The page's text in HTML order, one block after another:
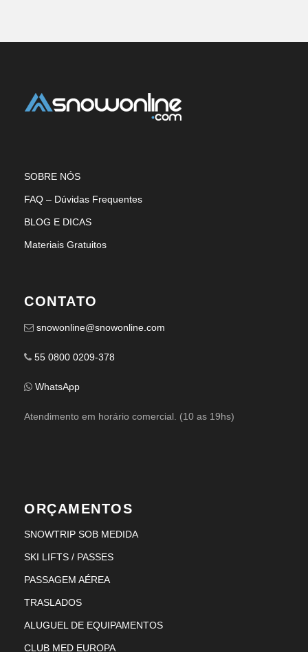
SOBRE NÓS
FAQ – Dúvidas Frequentes
BLOG E DICAS
Materiais Gratuitos
CONTATO
snowonline@snowonline.com
55 0800 0209-378
WhatsApp
Atendimento em horário comercial. (10 as 19hs)
ORÇAMENTOS
SNOWTRIP SOB MEDIDA
SKI LIFTS / PASSES
PASSAGEM AÉREA
TRASLADOS
ALUGUEL DE EQUIPAMENTOS
CLUB MED EUROPA